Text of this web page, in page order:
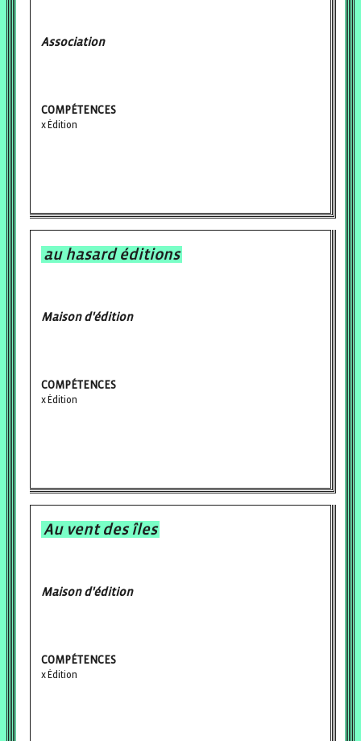
Association
COMPÉTENCES
Édition
au hasard éditions
Maison d'édition
COMPÉTENCES
Édition
Au vent des îles
Maison d'édition
COMPÉTENCES
Édition